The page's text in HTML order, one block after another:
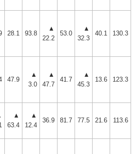
28.1 93.8
▲
22.2
53.0
▲
32.3
40.1 130.3
47.9
▲
3.0
▲
47.7
41.7
▲
45.3
13.6 123.3
▲
63.4
▲
12.4
36.9 81.7 77.5 21.6 113.6